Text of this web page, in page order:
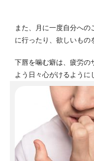
また、月に一度自分へ
に行ったり、欲しいもの
下唇を噛む癖は、疲労の
よう日々心がけるように